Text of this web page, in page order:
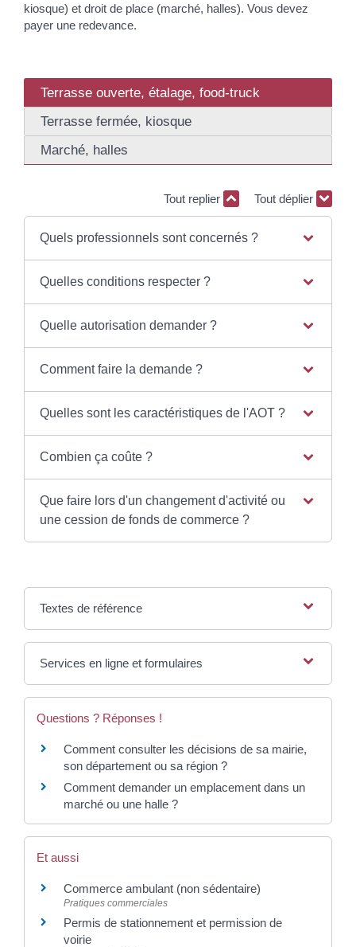
kiosque) et droit de place (marché, halles). Vous devez
payer une redevance.
Terrasse ouverte, étalage, food-truck
Terrasse fermée, kiosque
Marché, halles
Tout replier Tout déplier
Quels professionnels sont concernés ?
Quelles conditions respecter ?
Quelle autorisation demander ?
Comment faire la demande ?
Quelles sont les caractéristiques de l'AOT ?
Combien ça coûte ?
Que faire lors d'un changement d'activité ou
une cession de fonds de commerce ?
Textes de référence
Services en ligne et formulaires
Questions ? Réponses !
Comment consulter les décisions de sa mairie,
son département ou sa région ?
Comment demander un emplacement dans un
marché ou une halle ?
Et aussi
Commerce ambulant (non sédentaire)
Pratiques commerciales
Permis de stationnement et permission de
voirie